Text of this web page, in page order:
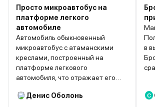
Просто микроавтобус на
платформе легкого
автомобиле
Автомобиль обыкновенный
микроавтобус с атаманскими
креслами, построенный на
платформе легкового
автомобиля, что отражает его
естественного нет. Приборка в
Денис Оболонь
в
С